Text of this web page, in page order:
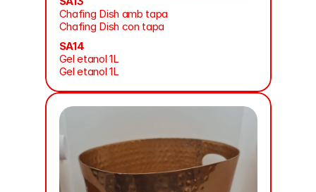
Chafing Dish amb tapa
Chafing Dish con tapa
SA14
Gel etanol 1L
Gel etanol 1L